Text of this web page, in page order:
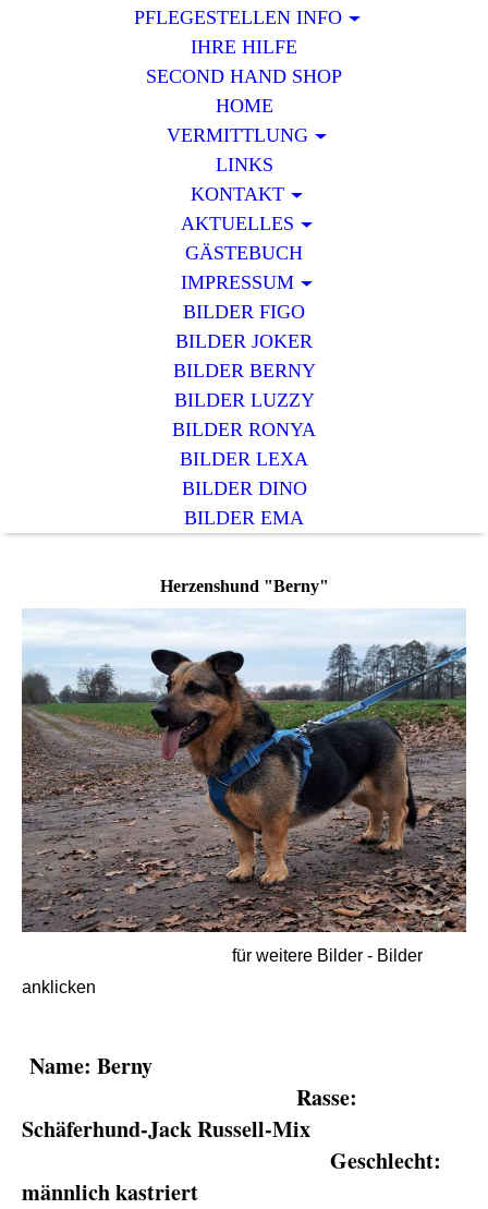
PFLEGESTELLEN INFO
IHRE HILFE
SECOND HAND SHOP
HOME
VERMITTLUNG
LINKS
KONTAKT
AKTUELLES
GÄSTEBUCH
IMPRESSUM
BILDER FIGO
BILDER JOKER
BILDER BERNY
BILDER LUZZY
BILDER RONYA
BILDER LEXA
BILDER DINO
BILDER EMA
Herzenshund "Berny"
für weitere Bilder - Bilder
anklicken
Name: Berny
Rasse:
Schäferhund-Jack Russell-Mix
Geschlecht:
männlich kastriert